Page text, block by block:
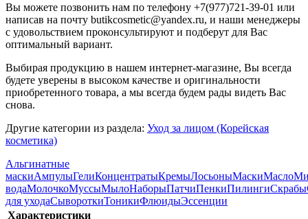
Вы можете позвонить нам по телефону +7(977)721-39-01 или
написав на почту butikcosmetic@yandex.ru, и наши менеджеры
с удовольствием проконсультируют и подберут для Вас
оптимальный вариант.
Выбирая продукцию в нашем интернет-магазине, Вы всегда
будете уверены в высоком качестве и оригинальности
приобретенного товара, а мы всегда будем рады видеть Вас
снова.
Другие категории из раздела: Уход за лицом (Корейская
косметика)
Альгинатные
маскиАмпулыГелиКонцентратыКремыЛосьоныМаскиМасло
водаМолочкоМуссыМылоНаборыПатчиПенкиПилингиСкрабы
для уходаСывороткиТоникиФлюидыЭссенции
Характеристики